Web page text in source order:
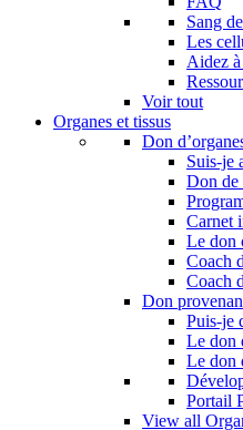
Sang
Les
Aidez à
Voir tout
Organes et tissus
Don
Suis-je
Don de
Carnet
Le don
Coach
Coach
Don
Puis-je
Le don
Le don
Portail
View all